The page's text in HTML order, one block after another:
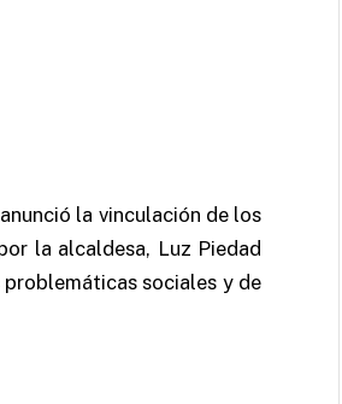
la vinculación de los
la alcaldesa, Luz Piedad
sociales y de